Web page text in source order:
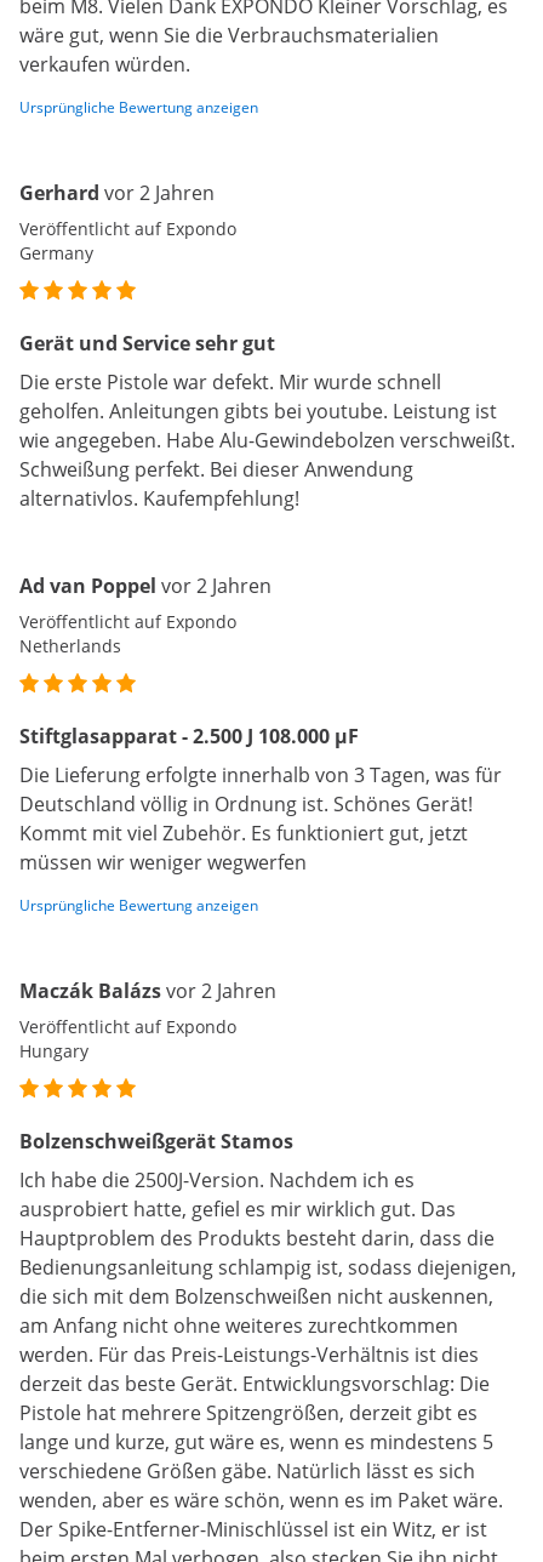
beim M8. Vielen Dank EXPONDO Kleiner Vorschlag, es
wäre gut, wenn Sie die Verbrauchsmaterialien
verkaufen würden.
Ursprüngliche Bewertung anzeigen
Gerhard vor 2 Jahren
Veröffentlicht auf Expondo
Germany
Gerät und Service sehr gut
Die erste Pistole war defekt. Mir wurde schnell
geholfen. Anleitungen gibts bei youtube. Leistung ist
wie angegeben. Habe Alu-Gewindebolzen verschweißt.
Schweißung perfekt. Bei dieser Anwendung
alternativlos. Kaufempfehlung!
Ad van Poppel vor 2 Jahren
Veröffentlicht auf Expondo
Netherlands
Stiftglasapparat - 2.500 J 108.000 µF
Die Lieferung erfolgte innerhalb von 3 Tagen, was für
Deutschland völlig in Ordnung ist. Schönes Gerät!
Kommt mit viel Zubehör. Es funktioniert gut, jetzt
müssen wir weniger wegwerfen
Ursprüngliche Bewertung anzeigen
Maczák Balázsvor 2 Jahren
Veröffentlicht auf Expondo
Hungary
Bolzenschweißgerät Stamos
Ich habe die 2500J-Version. Nachdem ich es
ausprobiert hatte, gefiel es mir wirklich gut. Das
Hauptproblem des Produkts besteht darin, dass die
Bedienungsanleitung schlampig ist, sodass diejenigen,
die sich mit dem Bolzenschweißen nicht auskennen,
am Anfang nicht ohne weiteres zurechtkommen
werden. Für das Preis-Leistungs-Verhältnis ist dies
derzeit das beste Gerät. Entwicklungsvorschlag: Die
Pistole hat mehrere Spitzengrößen, derzeit gibt es
lange und kurze, gut wäre es, wenn es mindestens 5
verschiedene Größen gäbe. Natürlich lässt es sich
wenden, aber es wäre schön, wenn es im Paket wäre.
Der Spike-Entferner-Minischlüssel ist ein Witz, er ist